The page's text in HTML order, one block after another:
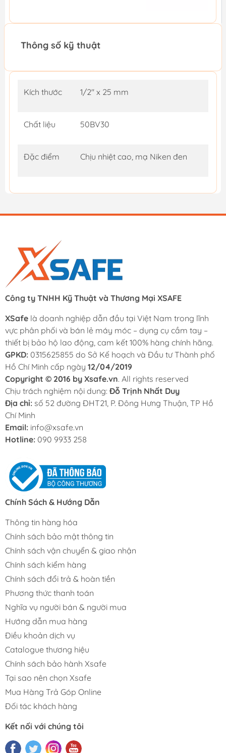
Thông số kỹ thuật
Kích thước 1/2" x 25 mm
Chất liệu 50BV30
Đặc điểm Chịu nhiệt cao, mạ Niken đen
Công ty TNHH Kỹ Thuật và Thương Mại XSAFE
XSafe là doanh nghiệp dẫn đầu tại Việt Nam trong lĩnh
vực phân phối và bán lẻ máy móc – dụng cụ cầm tay –
thiết bị bảo hộ lao động, cam kết 100% hàng chính hãng.
GPKD: 0315625855 do Sở Kế hoạch và Đầu tư Thành phố
Hồ Chí Minh cấp ngày 12/04/2019
Copyright © 2016 by Xsafe.vn. All rights reserved
Chịu trách nghiệm nội dung: Đỗ Trịnh Nhất Duy
Địa chỉ: số 52 đường ĐHT21, P. Đông Hưng Thuận, TP Hồ
Chí Minh
Email: info@xsafe.vn
Hotline: 090 9933 258
Chính Sách & Hướng Dẫn
Thông tin hàng hóa
Chính sách bảo mật thông tin
Chính sách vận chuyển & giao nhận
Chính sách kiểm hàng
Chính sách đổi trả & hoàn tiền
Phương thức thanh toán
Nghĩa vụ người bán & người mua
Hướng dẫn mua hàng
Điều khoản dịch vụ
Catalogue thương hiệu
Chính sách bảo hành Xsafe
Tại sao nên chọn Xsafe
Mua Hàng Trả Góp Online
Đối tác khách hàng
Kết nối với chúng tôi